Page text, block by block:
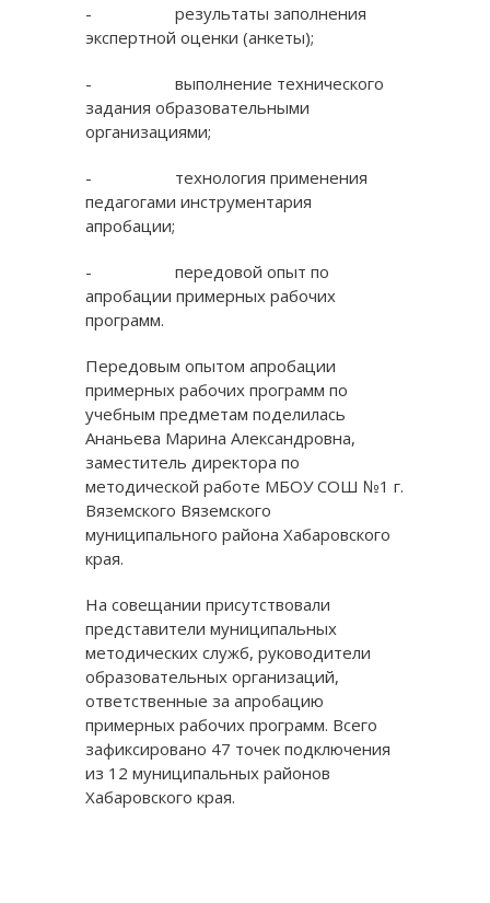
- результаты заполнения
экспертной оценки (анкеты);
- выполнение технического
задания образовательными
организациями;
- технология применения
педагогами инструментария
апробации;
- передовой опыт по
апробации примерных рабочих
программ.
Передовым опытом апробации
примерных рабочих программ по
учебным предметам поделилась
Ананьева Марина Александровна,
заместитель директора по
методической работе МБОУ СОШ №1 г.
Вяземского Вяземского
муниципального района Хабаровского
края.
На совещании присутствовали
представители муниципальных
методических служб, руководители
образовательных организаций,
ответственные за апробацию
примерных рабочих программ. Всего
зафиксировано 47 точек подключения
из 12 муниципальных районов
Хабаровского края.